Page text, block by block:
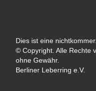
Dies ist eine
© Copyright. Alle Rechte
ohne Gewähr.
Berliner Leberring e.V.